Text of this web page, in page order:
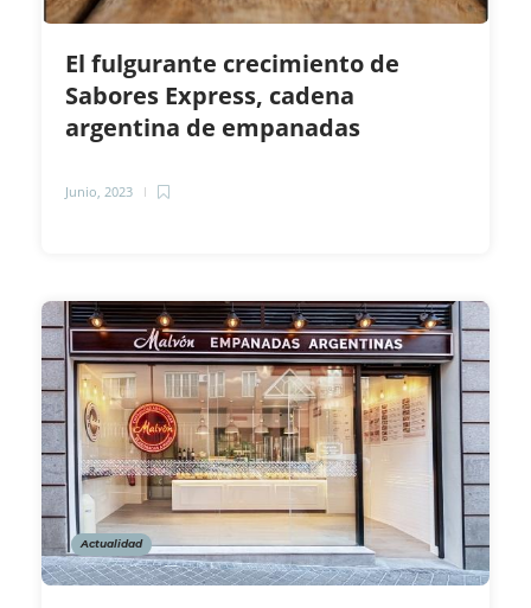
El fulgurante crecimiento de
Sabores Express, cadena
argentina de empanadas
Junio, 2023
Actualidad